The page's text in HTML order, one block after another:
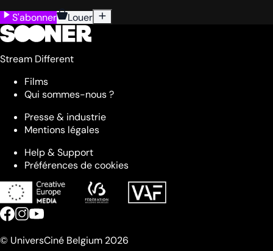
S'abonner
Louer
Stream Different
Films
Qui sommes-nous ?
Presse & industrie
Mentions légales
Help & Support
Préférences de cookies
© UniversCiné Belgium 2026